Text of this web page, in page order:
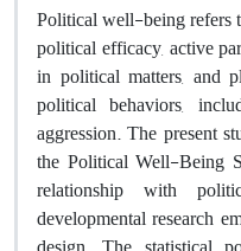
Political well-being refers
political efficacy, active
in political matters, and
political behaviors,
aggression. The present
the Political Well-Being
relationship with
developmental research